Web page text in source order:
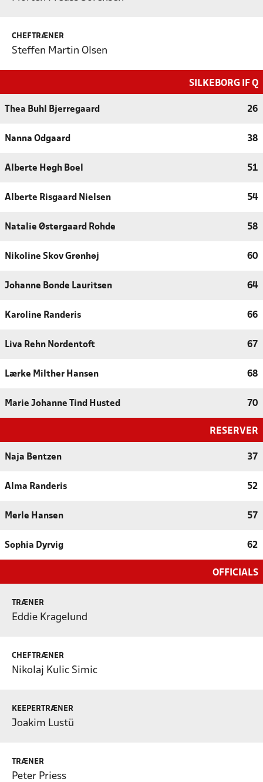
CHEFTRÆNER
Steffen Martin Olsen
SILKEBORG IF Q
Thea Buhl Bjerregaard 26
Nanna Odgaard 38
Alberte Høgh Boel 51
Alberte Risgaard Nielsen 54
Natalie Østergaard Rohde 58
Nikoline Skov Grønhøj 60
Johanne Bonde Lauritsen 64
Karoline Randeris 66
Liva Rehn Nordentoft 67
Lærke Milther Hansen 68
Marie Johanne Tind Husted 70
RESERVER
Naja Bentzen 37
Alma Randeris 52
Merle Hansen 57
Sophia Dyrvig 62
OFFICIALS
TRÆNER
Eddie Kragelund
CHEFTRÆNER
Nikolaj Kulic Simic
KEEPERTRÆNER
Joakim Lustü
TRÆNER
Peter Priess